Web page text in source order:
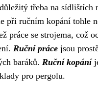
třeba na
při ručním kopání tohle
práce se strojema, což
Ruční práce jsou
baráků. Ruční kopání
pro pergolu.